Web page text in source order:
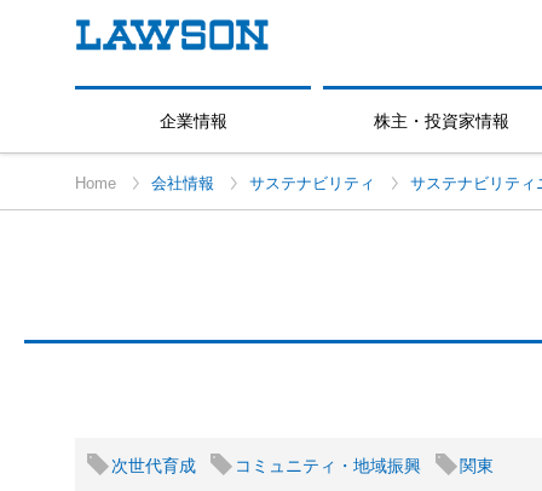
企業情報 株主・投資家情報
Home 会社情報 サステナビリティ サステナビリティ
次世代育成 コミュニティ・地域振興 関東